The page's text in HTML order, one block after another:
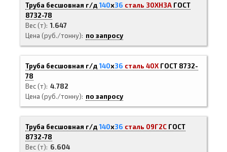
Труба бесшовная г/д140х36 сталь 30ХН3А ГОСТ
8732-78
Вес (т) 1.647
Цена (руб./тонну)
по запросу
Труба бесшовная г/д140х36 сталь 40Х ГОСТ 8732-
78
Вес (т) 4.782
Цена (руб./тонну)
по запросу
Труба бесшовная г/д140х36 сталь 09Г2С ГОСТ
8732-78
Вес (т)
6.604